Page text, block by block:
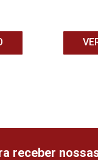
receber